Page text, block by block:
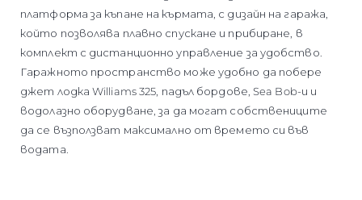
платформа за къпане на кърмата, с дизайн на гаража,
който позволява плавно спускане и прибиране, в
комплект с дистанционно управление за удобство.
Гаражното пространство може удобно да побере
джет лодка Williams 325, падъл бордове, Sea Bob-и и
водолазно оборудване, за да могат собствениците
да се възползват максимално от времето си във
водата.